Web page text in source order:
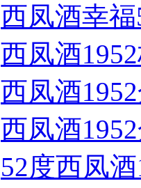
西凤酒幸福
西凤酒
西凤酒
西凤酒
52度西凤酒